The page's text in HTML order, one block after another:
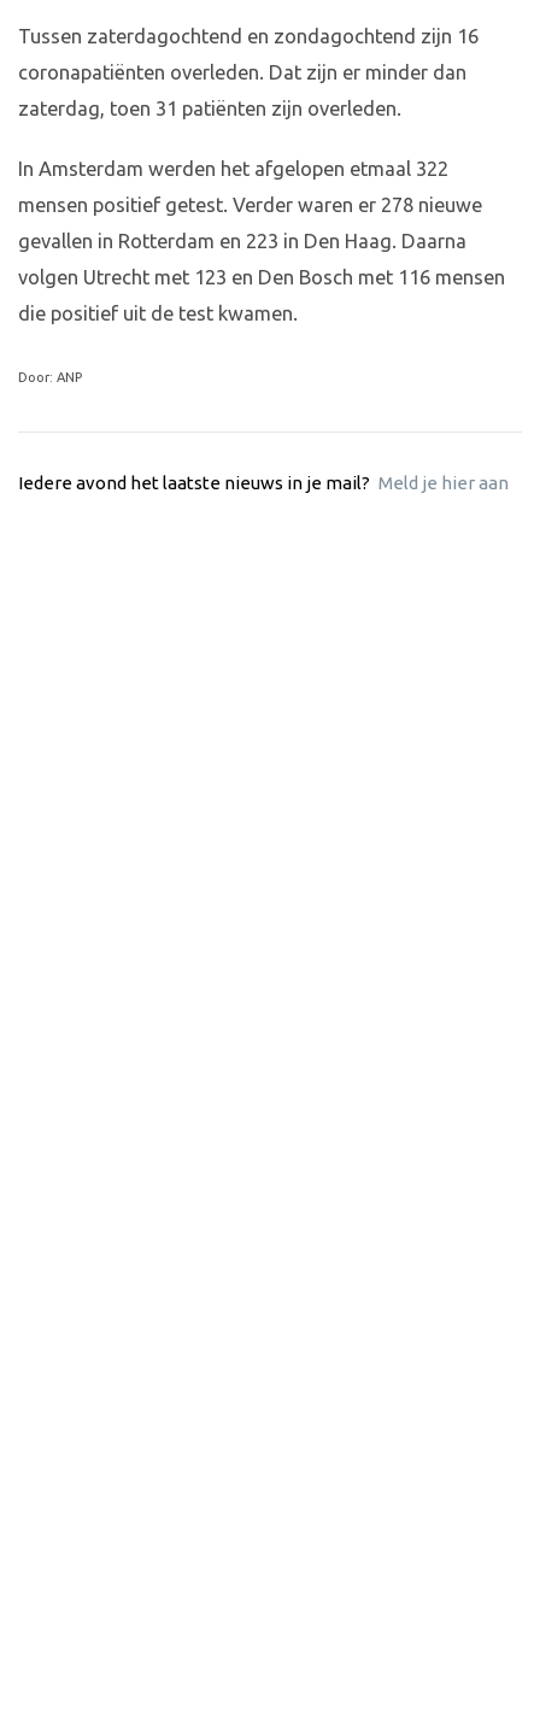
Tussen zaterdagochtend en zondagochtend zijn 16
coronapatiënten overleden. Dat zijn er minder dan
zaterdag, toen 31 patiënten zijn overleden.
In Amsterdam werden het afgelopen etmaal 322
mensen positief getest. Verder waren er 278 nieuwe
gevallen in Rotterdam en 223 in Den Haag. Daarna
volgen Utrecht met 123 en Den Bosch met 116 mensen
die positief uit de test kwamen.
Door: ANP
Iedere avond het laatste nieuws in je mail? Meld je hier aan